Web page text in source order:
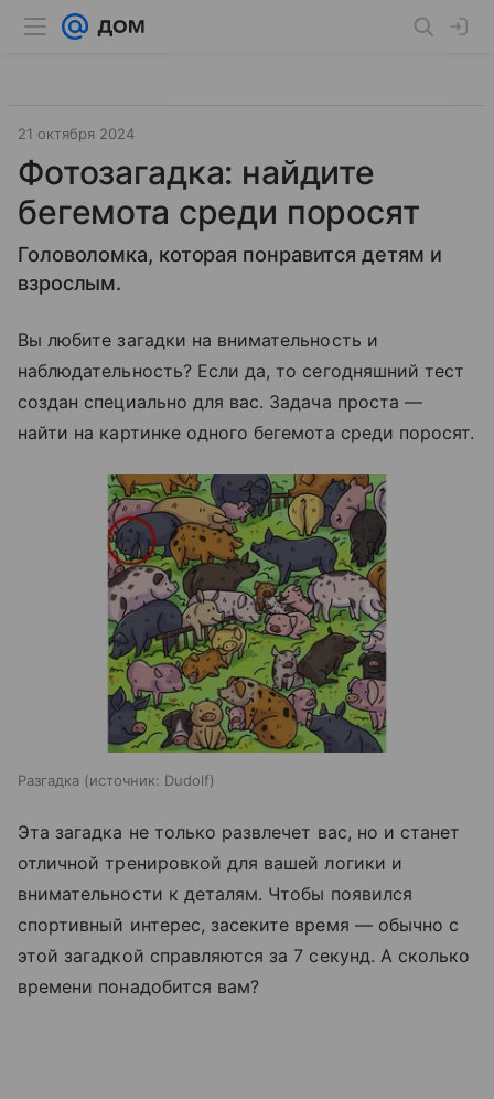
21 октября 2024
Фотозагадка: найдите
бегемота среди поросят
Головоломка, которая понравится детям и
взрослым.
Вы любите загадки на внимательность и
наблюдательность? Если да, то сегодняшний тест
создан специально для вас. Задача проста —
найти на картинке одного бегемота среди поросят.
Разгадка источник: Dudolf
Эта загадка не только развлечет вас, но и станет
отличной тренировкой для вашей логики и
внимательности к деталям. Чтобы появился
спортивный интерес, засеките время — обычно с
этой загадкой справляются за 7 секунд. А сколько
времени понадобится вам?